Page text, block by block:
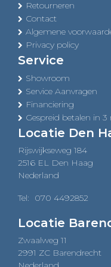
Retourneren
Contact
Algemene
Privacy policy
Service
Showroom
Service Aanvragen
Financiering
Gespreid betalen in
Locatie Den
Rijswijkseweg 184
2516 EL Den Haag
Nederland
Tel: 070 4492852
Locatie
Zwaalweg 11
2991 ZC Barendrecht